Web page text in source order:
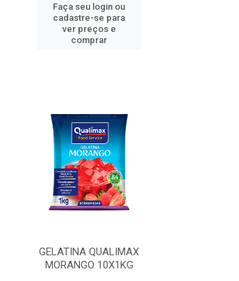
Faça seu login ou
cadastre-se para
ver preços e
comprar
GELATINA QUALIMAX
MORANGO 10X1KG